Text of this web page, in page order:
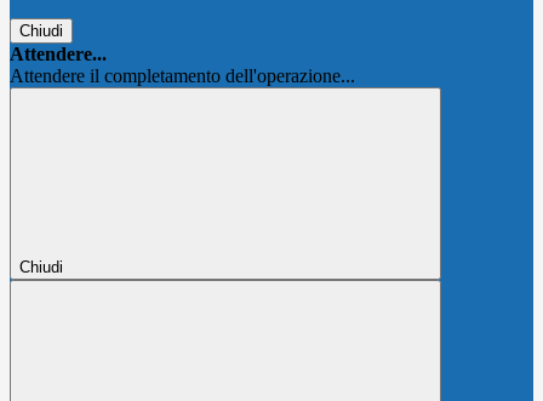
Chiudi
Attendere...
Attendere il completamento dell'operazione...
Chiudi